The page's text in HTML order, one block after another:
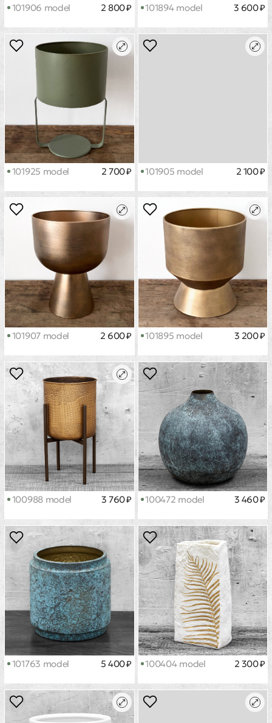
101906 model 2 800 ₽ 101894 model 3 600 ₽
101925 model 2 700 ₽ 101905 model 2 100 ₽
101907 model 2 600 ₽ 101895 model 3 200 ₽
100988 model 3 760 ₽ 100472 model 3 460 ₽
101763 model 5 400 ₽ 100404 model 2 300 ₽